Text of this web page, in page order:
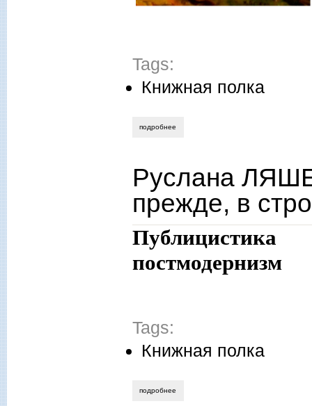
Tags:
Книжная полка
подробнее
Руслана
прежде, в
постмодернизм
Tags:
Книжная полка
подробнее